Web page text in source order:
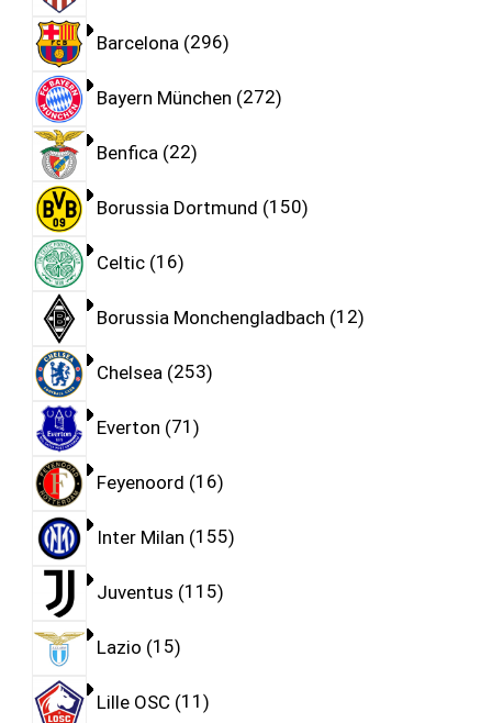
Barcelona 296
Bayern München 272
Benfica 22
Borussia Dortmund 150
Celtic 16
Borussia Monchengladbach 12
Chelsea 253
Everton 71
Feyenoord 16
Inter Milan 155
Juventus 115
Lazio 15
Lille OSC 11